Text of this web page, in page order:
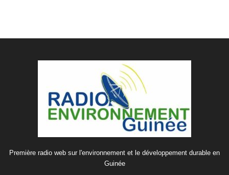
Première radio web sur l'environnement et le développement durable en
Guinée